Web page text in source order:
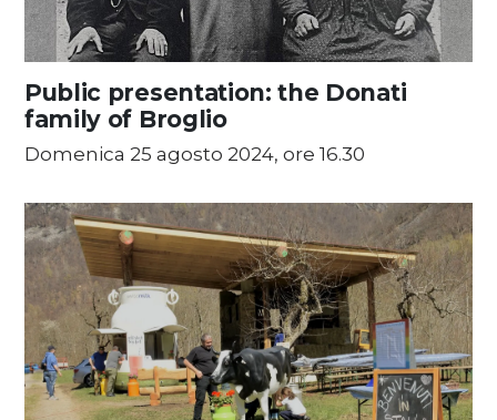
Public presentation: the Donati
family of Broglio
Domenica 25 agosto 2024, ore 16.30